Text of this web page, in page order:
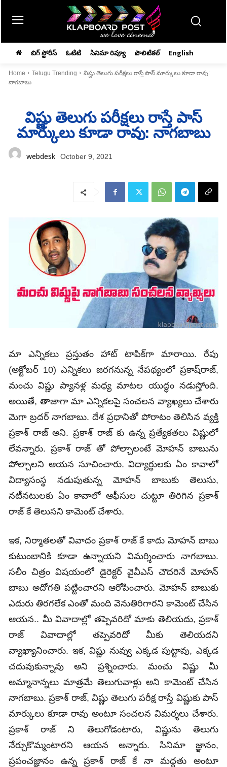
బిగ్ స్టోరీస్ ఓటిటి సినిమా రివ్యూ పొలిటికల్ English
Home Telugu Trending
విష్ణు తెలుగు పరీక్షలు రాస్తే పాస్‌ మార్కులు కూడా రావు:
నాగబాబు
విష్ణు తెలుగు పరీక్షలు రాస్తే పాస్‌
మార్కులు కూడా రావు: నాగబాబు
webdesk October 9, 2021
మా ఎన్నికలు ప్రస్తుతం హాట్‌ టాపిక్‌గా మారాయి. రేపు
(అక్టోబర్‌ 10) ఎన్నికలు జరగనున్న నేపథ్యంలో ప్రకాష్‌రాజ్,
మంచు విష్ణు ప్యానళ్ల మధ్య మాటల యుద్ధం నడుస్తోంది.
అయితే, తాజాగా మా ఎన్నికలపై సంచలన వ్యాఖ్యలు చేశారు
మెగా బ్రదర్‌ నాగబాబు. దేశ ప్రధానితో పోరాటం తెలిసిన వ్యక్తి
ప్రకాశ్ రాజ్ అని. ప్రకాశ్ రాజ్ కు ఉన్న ప్రత్యేకతలు విష్ణులో
లేవన్నారు. ప్రకాశ్ రాజ్ తో పోల్చాలంటే మోహన్ బాబును
పోల్చాలని ఆయన సూచించారు. విద్యార్థులకు ఏం కావాలో
విద్యాసంస్థ నడుపుతున్న మోహన్ బాబుకు తెలుసు,
నటీనటులకు ఏం కావాలో ఆఫీసుల చుట్టూ తిరిగిన ప్రకాశ్
రాజ్ కే తెలుసని కామెంట్ చేశారు.
ఇక, నిర్మాతలతో వివాదం ప్రకాశ్ రాజ్ కే కాదు మోహన్ బాబు
కుటుంబానికి కూడా ఉన్నాయని విమర్శించారు నాగబాబు.
సలీం చిత్రం విషయంలో డైరెక్టర్ వైవీఎస్ చౌదరినే మోహన్
బాబు అదోగతి పట్టించారని ఆరోపించారు. మోహన్ బాబుకు
ఎదురు తిరగలేక ఎంతో మంది వెనుతిరిగారని కామెంట్ చేసిన
ఆయన.. మీ వివాదాల్లో తప్పెవరిదో మాకు తెలియదు, ప్రకాశ్
రాజ్ వివాదాల్లో తప్పెవరిదో మీకు తెలియదని
వ్యాఖ్యానించారు. ఇక, విష్ణు నువ్వు ఎక్కడ పుట్టావు, ఎక్కడ
చదువుకున్నావు అని ప్రశ్నించారు. మంచు విష్ణు మీ
అమ్మానాన్నలు మాత్రమే తెలుగువాళ్లు అని కామెంట్ చేసిన
నాగబాబు. ప్రకాశ్ రాజ్, విష్ణు తెలుగు పరీక్ష రాస్తే విష్ణుకు పాస్
మార్కులు కూడా రావు అంటూ సంచలన విమర్శలు చేశారు.
ప్రకాశ్ రాజ్ ని తెలుగోడంటారు, విష్ణును తెలుగు
నేర్చుకొమ్మంటారని ఆయన అన్నారు. సినిమా జ్ఞానం,
ప్రపంచజ్ఞానం ఉన్న ప్రకాశ్ రాజ్ కే నా మద్దతు అంటూ